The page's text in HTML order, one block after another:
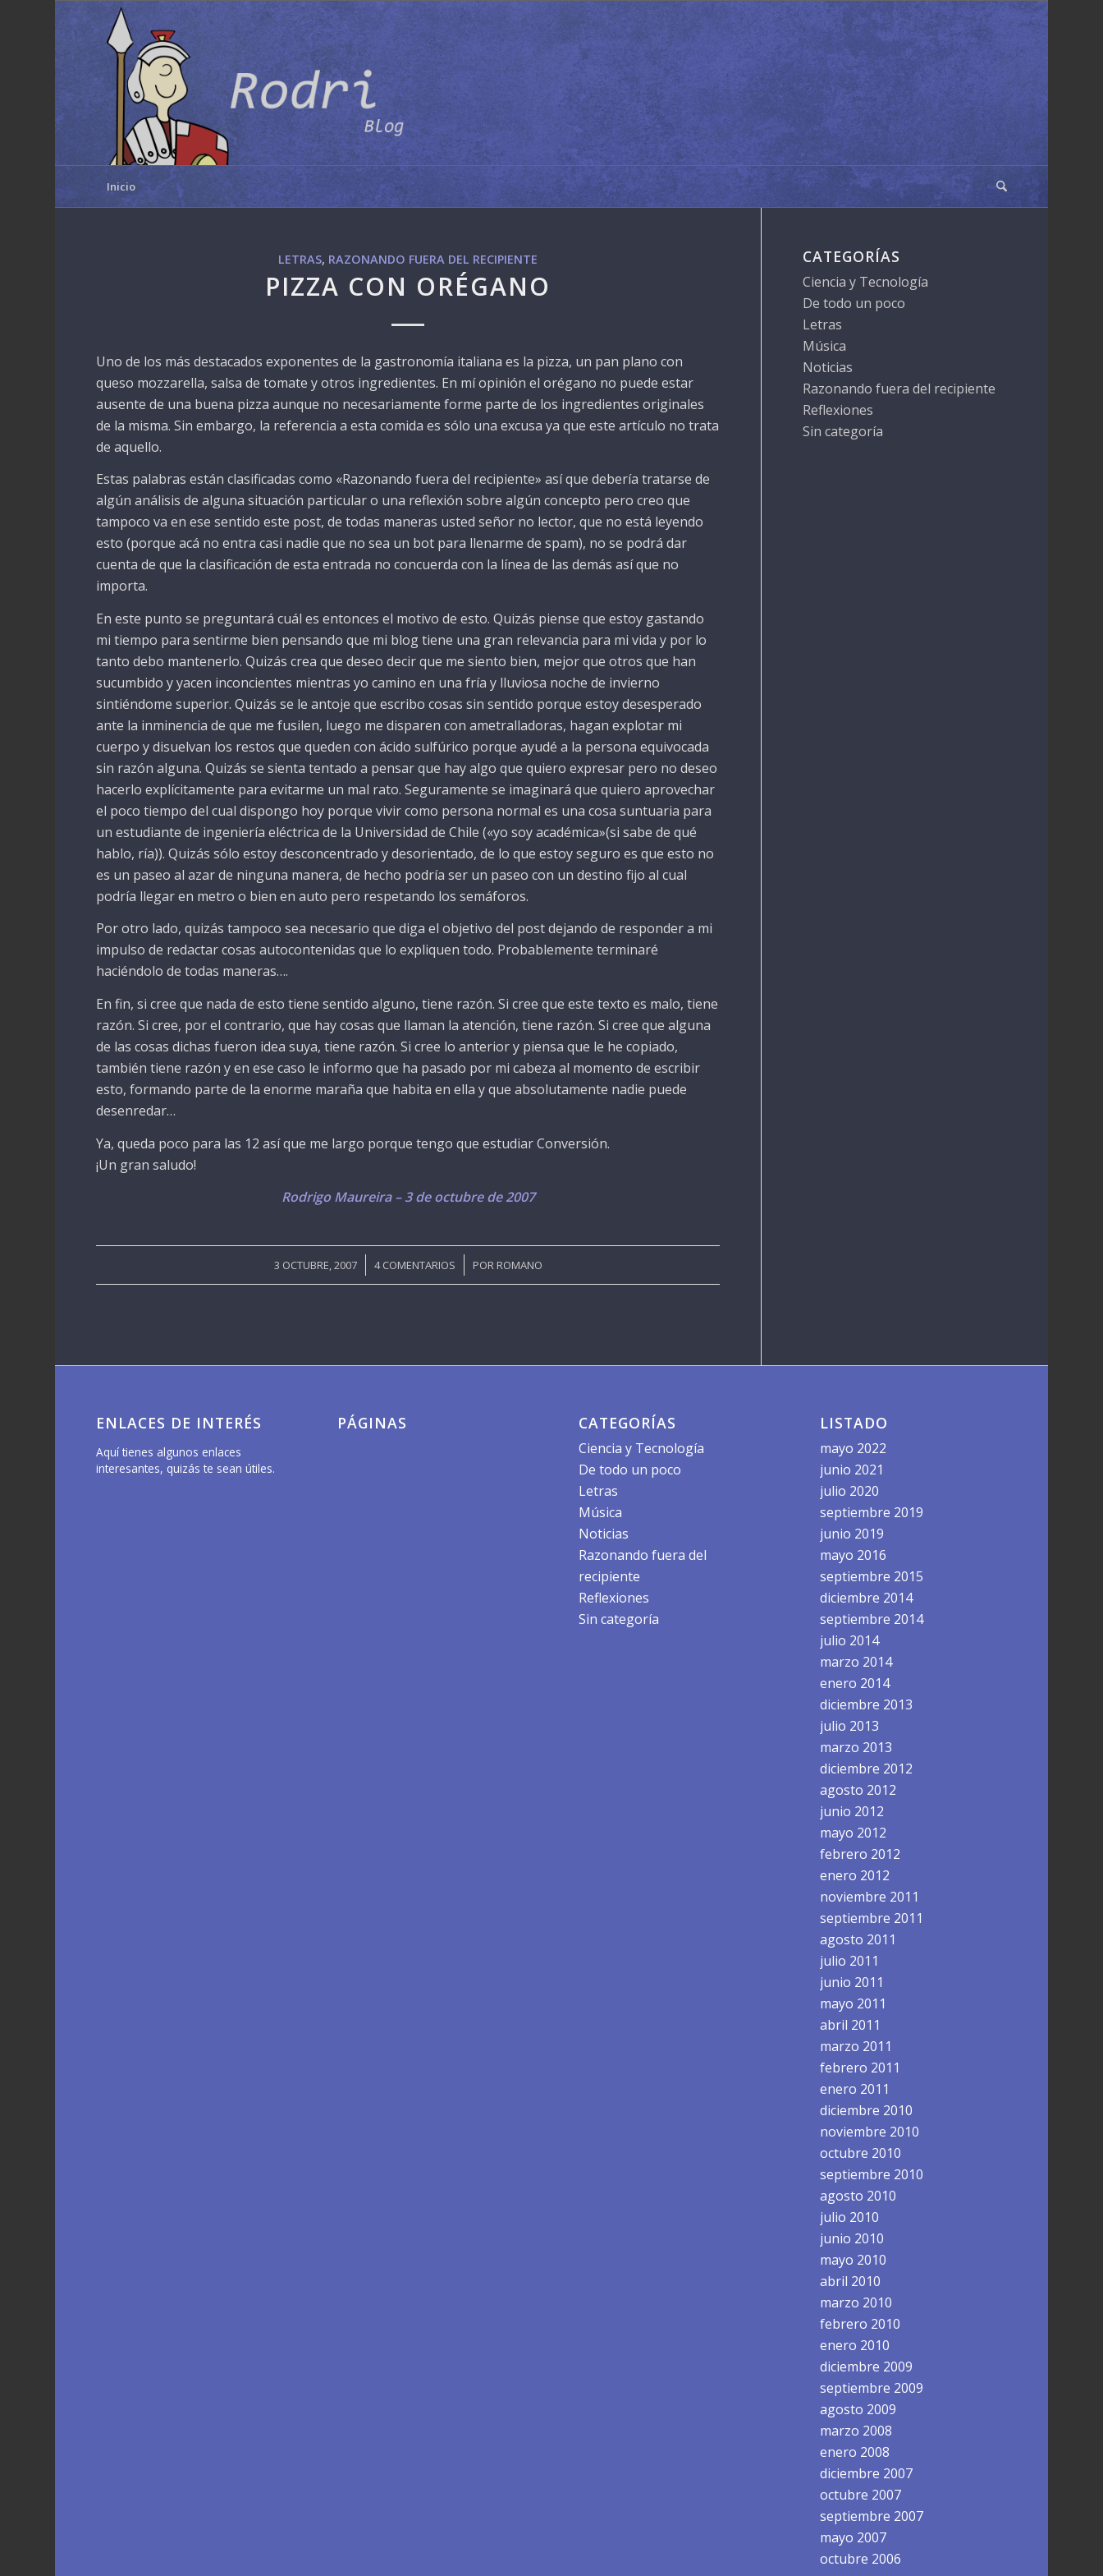
Inicio
LETRAS, RAZONANDO FUERA DEL RECIPIENTE
PIZZA CON ORÉGANO
Uno de los más destacados exponentes de la gastronomía italiana es la pizza, un pan plano con
queso mozzarella, salsa de tomate y otros ingredientes. En mí opinión el orégano no puede estar
ausente de una buena pizza aunque no necesariamente forme parte de los ingredientes originales
de la misma. Sin embargo, la referencia a esta comida es sólo una excusa ya que este artículo no trata
de aquello.
Estas palabras están clasificadas como «Razonando fuera del recipiente» así que debería tratarse de
algún análisis de alguna situación particular o una reflexión sobre algún concepto pero creo que
tampoco va en ese sentido este post, de todas maneras usted señor no lector, que no está leyendo
esto (porque acá no entra casi nadie que no sea un bot para llenarme de spam), no se podrá dar
cuenta de que la clasificación de esta entrada no concuerda con la línea de las demás así que no
importa.
En este punto se preguntará cuál es entonces el motivo de esto. Quizás piense que estoy gastando
mi tiempo para sentirme bien pensando que mi blog tiene una gran relevancia para mi vida y por lo
tanto debo mantenerlo. Quizás crea que deseo decir que me siento bien, mejor que otros que han
sucumbido y yacen inconcientes mientras yo camino en una fría y lluviosa noche de invierno
sintiéndome superior. Quizás se le antoje que escribo cosas sin sentido porque estoy desesperado
ante la inminencia de que me fusilen, luego me disparen con ametralladoras, hagan explotar mi
cuerpo y disuelvan los restos que queden con ácido sulfúrico porque ayudé a la persona equivocada
sin razón alguna. Quizás se sienta tentado a pensar que hay algo que quiero expresar pero no deseo
hacerlo explícitamente para evitarme un mal rato. Seguramente se imaginará que quiero aprovechar
el poco tiempo del cual dispongo hoy porque vivir como persona normal es una cosa suntuaria para
un estudiante de ingeniería eléctrica de la Universidad de Chile («yo soy académica»(si sabe de qué
hablo, ría)). Quizás sólo estoy desconcentrado y desorientado, de lo que estoy seguro es que esto no
es un paseo al azar de ninguna manera, de hecho podría ser un paseo con un destino fijo al cual
podría llegar en metro o bien en auto pero respetando los semáforos.
Por otro lado, quizás tampoco sea necesario que diga el objetivo del post dejando de responder a mi
impulso de redactar cosas autocontenidas que lo expliquen todo. Probablemente terminaré
haciéndolo de todas maneras….
En fin, si cree que nada de esto tiene sentido alguno, tiene razón. Si cree que este texto es malo, tiene
razón. Si cree, por el contrario, que hay cosas que llaman la atención, tiene razón. Si cree que alguna
de las cosas dichas fueron idea suya, tiene razón. Si cree lo anterior y piensa que le he copiado,
también tiene razón y en ese caso le informo que ha pasado por mi cabeza al momento de escribir
esto, formando parte de la enorme maraña que habita en ella y que absolutamente nadie puede
desenredar…
Ya, queda poco para las 12 así que me largo porque tengo que estudiar Conversión.
¡Un gran saludo!
Rodrigo Maureira – 3 de octubre de 2007
3 OCTUBRE, 2007
/ 4 COMENTARIOS
/ POR ROMANO
CATEGORÍAS
Ciencia y Tecnología
De todo un poco
Letras
Música
Noticias
Razonando fuera del recipiente
Reflexiones
Sin categoría
ENLACES DE INTERÉS
Aquí tienes algunos enlaces
interesantes, quizás te sean útiles.
PÁGINAS CATEGORÍAS
Ciencia y Tecnología
De todo un poco
Letras
Música
Noticias
Razonando fuera del
recipiente
Reflexiones
Sin categoría
LISTADO
mayo 2022
junio 2021
julio 2020
septiembre 2019
junio 2019
mayo 2016
septiembre 2015
diciembre 2014
septiembre 2014
julio 2014
marzo 2014
enero 2014
diciembre 2013
julio 2013
marzo 2013
diciembre 2012
agosto 2012
junio 2012
mayo 2012
febrero 2012
enero 2012
noviembre 2011
septiembre 2011
agosto 2011
julio 2011
junio 2011
mayo 2011
abril 2011
marzo 2011
febrero 2011
enero 2011
diciembre 2010
noviembre 2010
octubre 2010
septiembre 2010
agosto 2010
julio 2010
junio 2010
mayo 2010
abril 2010
marzo 2010
febrero 2010
enero 2010
diciembre 2009
septiembre 2009
agosto 2009
marzo 2008
enero 2008
diciembre 2007
octubre 2007
septiembre 2007
mayo 2007
octubre 2006